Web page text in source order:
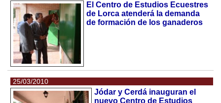
El Centro de Estudios Ecuestres
de Lorca atenderá la demanda
de formación de los ganaderos
25/03/2010
Jódar y Cerdá inauguran el
nuevo Centro de Estudios